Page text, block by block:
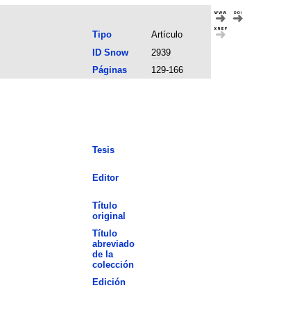
Tipo
Artículo
ID Snow
2939
Páginas
129-166
Tesis
Editor
Título
original
Título
abreviado
de la
colección
Edición